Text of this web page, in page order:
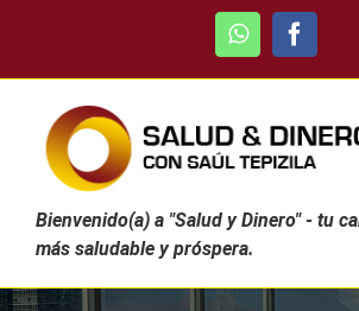
WhatsApp
Bienvenido(a) a "Salud y Dinero" - tu
más saludable y próspera.